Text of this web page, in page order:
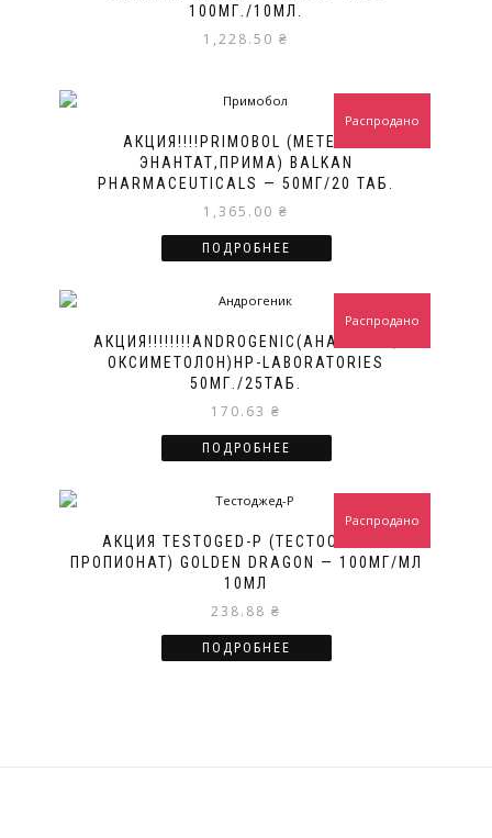
100МГ./10МЛ.
1,228.50 ₴
АКЦИЯ!!!!PRIMOBOL (МЕТЕНОЛ
ЭНАНТАТ,ПРИМА) BALKAN
PHARMACEUTICALS — 50МГ/20 ТАБ.
1,365.00 ₴
Распродано
ПОДРОБНЕЕ
АКЦИЯ!!!!!!!!ANDROGENIC(АНАПОЛОН,
ОКСИМЕТОЛОН)HP-LABORATORIES
50МГ./25ТАБ.
170.63 ₴
Распродано
ПОДРОБНЕЕ
АКЦИЯ TESTOGED-P (ТЕСТОСТЕРОН
ПРОПИОНАТ) GOLDEN DRAGON — 100МГ/МЛ
10МЛ
238.88 ₴
Распродано
ПОДРОБНЕЕ